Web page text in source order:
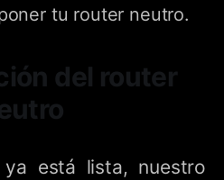
tu router neutro.
del router
está lista, nuestro